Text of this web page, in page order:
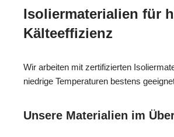
Isoliermaterialien für
Kälteeffizienz
Wir arbeiten mit zertifizierten
niedrige Temperaturen bestens
Unsere Materialien im